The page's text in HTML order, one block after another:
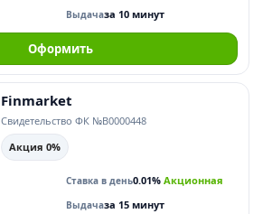
Выдачаза 10 минут
Оформить
Finmarket
Свидетельство ФК №В0000448
Акция 0%
Ставка в день0.01% Акционная
Выдачаза 15 минут